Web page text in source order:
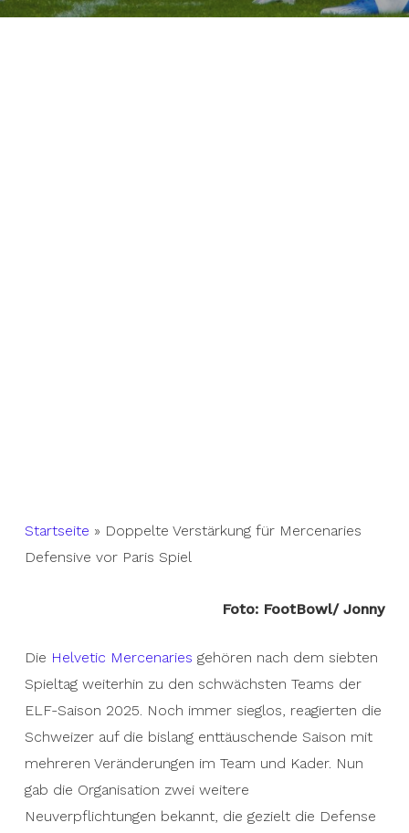
Startseite » Doppelte Verstärkung für Mercenaries
Defensive vor Paris Spiel
Foto: FootBowl/ Jonny
Die Helvetic Mercenaries gehören nach dem siebten
Spieltag weiterhin zu den schwächsten Teams der
ELF-Saison 2025. Noch immer sieglos, reagierten die
Schweizer auf die bislang enttäuschende Saison mit
mehreren Veränderungen im Team und Kader. Nun
gab die Organisation zwei weitere
Neuverpflichtungen bekannt, die gezielt die Defense